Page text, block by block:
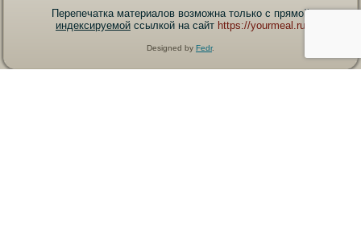
Перепечатка материалов возможна только с прямой
индексируемой ссылкой на сайт https://yourmeal.ru
Designed by Fedr.